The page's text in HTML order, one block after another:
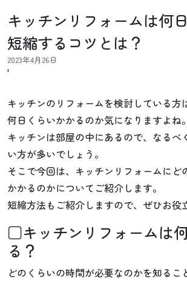
キッチンリフォームは何
短縮するコツとは？
2023年4月26日
'
キッチンのリフォームを検討している方
何日くらいかかるのか気になりますよね。
キッチンは部屋の中にあるので、なるべ
い方が多いでしょう。
そこで今回は、キッチンリフォームにど
かかるのかについてご紹介します。
短縮方法もご紹介しますので、ぜひお役
□キッチンリフォームは
る？
どのくらいの時間が必要なのかを知るこ